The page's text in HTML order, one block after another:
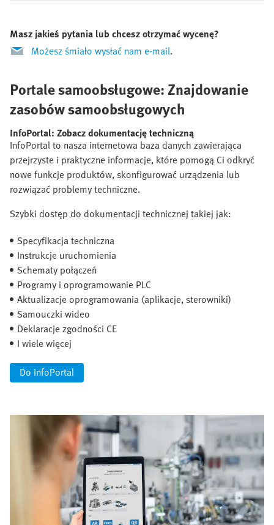
Masz jakieś pytania lub chcesz otrzymać wycenę?
Możesz śmiało wysłać nam e-mail.
Portale samoobsługowe: Znajdowanie
zasobów samoobsługowych
InfoPortal: Zobacz dokumentację techniczną
InfoPortal to nasza internetowa baza danych zawierająca
przejrzyste i praktyczne informacje, które pomogą Ci odkryć
nowe funkcje produktów, skonfigurować urządzenia lub
rozwiązać problemy techniczne.
Szybki dostęp do dokumentacji technicznej takiej jak:
Specyfikacja techniczna
Instrukcje uruchomienia
Schematy połączeń
Programy i oprogramowanie PLC
Aktualizacje oprogramowania (aplikacje, sterowniki)
Samouczki wideo
Deklaracje zgodności CE
I wiele więcej
Do InfoPortal